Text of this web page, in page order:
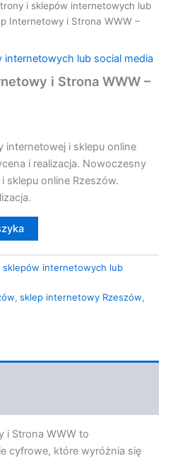
i sklepów internetowych lub
Internetowy i Strona WWW –
lub social media
i Strona WWW –
i sklepu online
i realizacja. Nowoczesny
sklepu online Rzeszów.
sklepów internetowych lub
, sklep internetowy Rzeszów,
i Strona WWW to
cyfrowe, które wyróżnia się